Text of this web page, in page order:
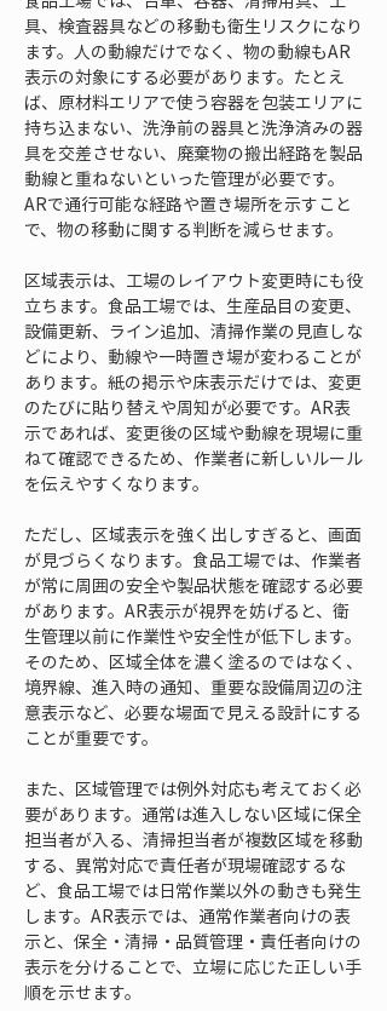
具、検査器具などの移動も衛生リスクになり
ます。人の動線だけでなく、物の動線もAR
表示の対象にする必要があります。たとえ
ば、原材料エリアで使う容器を包装エリアに
持ち込まない、洗浄前の器具と洗浄済みの器
具を交差させない、廃棄物の搬出経路を製品
動線と重ねないといった管理が必要です。
ARで通行可能な経路や置き場所を示すこと
で、物の移動に関する判断を減らせます。
区域表示は、工場のレイアウト変更時にも役
立ちます。食品工場では、生産品目の変更、
設備更新、ライン追加、清掃作業の見直しな
どにより、動線や一時置き場が変わることが
あります。紙の掲示や床表示だけでは、変更
のたびに貼り替えや周知が必要です。AR表
示であれば、変更後の区域や動線を現場に重
ねて確認できるため、作業者に新しいルール
を伝えやすくなります。
ただし、区域表示を強く出しすぎると、画面
が見づらくなります。食品工場では、作業者
が常に周囲の安全や製品状態を確認する必要
があります。AR表示が視界を妨げると、衛
生管理以前に作業性や安全性が低下します。
そのため、区域全体を濃く塗るのではなく、
境界線、進入時の通知、重要な設備周辺の注
意表示など、必要な場面で見える設計にする
ことが重要です。
また、区域管理では例外対応も考えておく必
要があります。通常は進入しない区域に保全
担当者が入る、清掃担当者が複数区域を移動
する、異常対応で責任者が現場確認するな
ど、食品工場では日常作業以外の動きも発生
します。AR表示では、通常作業者向けの表
示と、保全・清掃・品質管理・責任者向けの
表示を分けることで、立場に応じた正しい手
順を示せます。